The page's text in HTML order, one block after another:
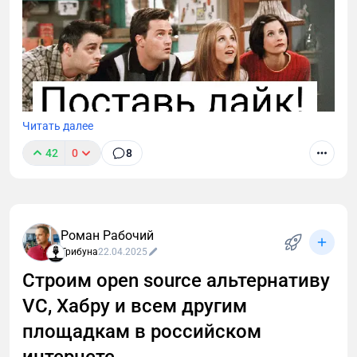
Поддержите проект реакцией и — самое главное —
Читать далее
42 0 8
Роман Рабочий
Трибуна22.04.2025
Строим open source альтернативу
VC, Хабру и всем другим
площадкам в российском